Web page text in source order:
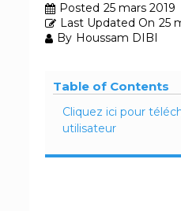
Posted 25 mars 2019
Last Updated On 25
By Houssam DIBI
Table of Contents
Cliquez ici pour
utilisateur